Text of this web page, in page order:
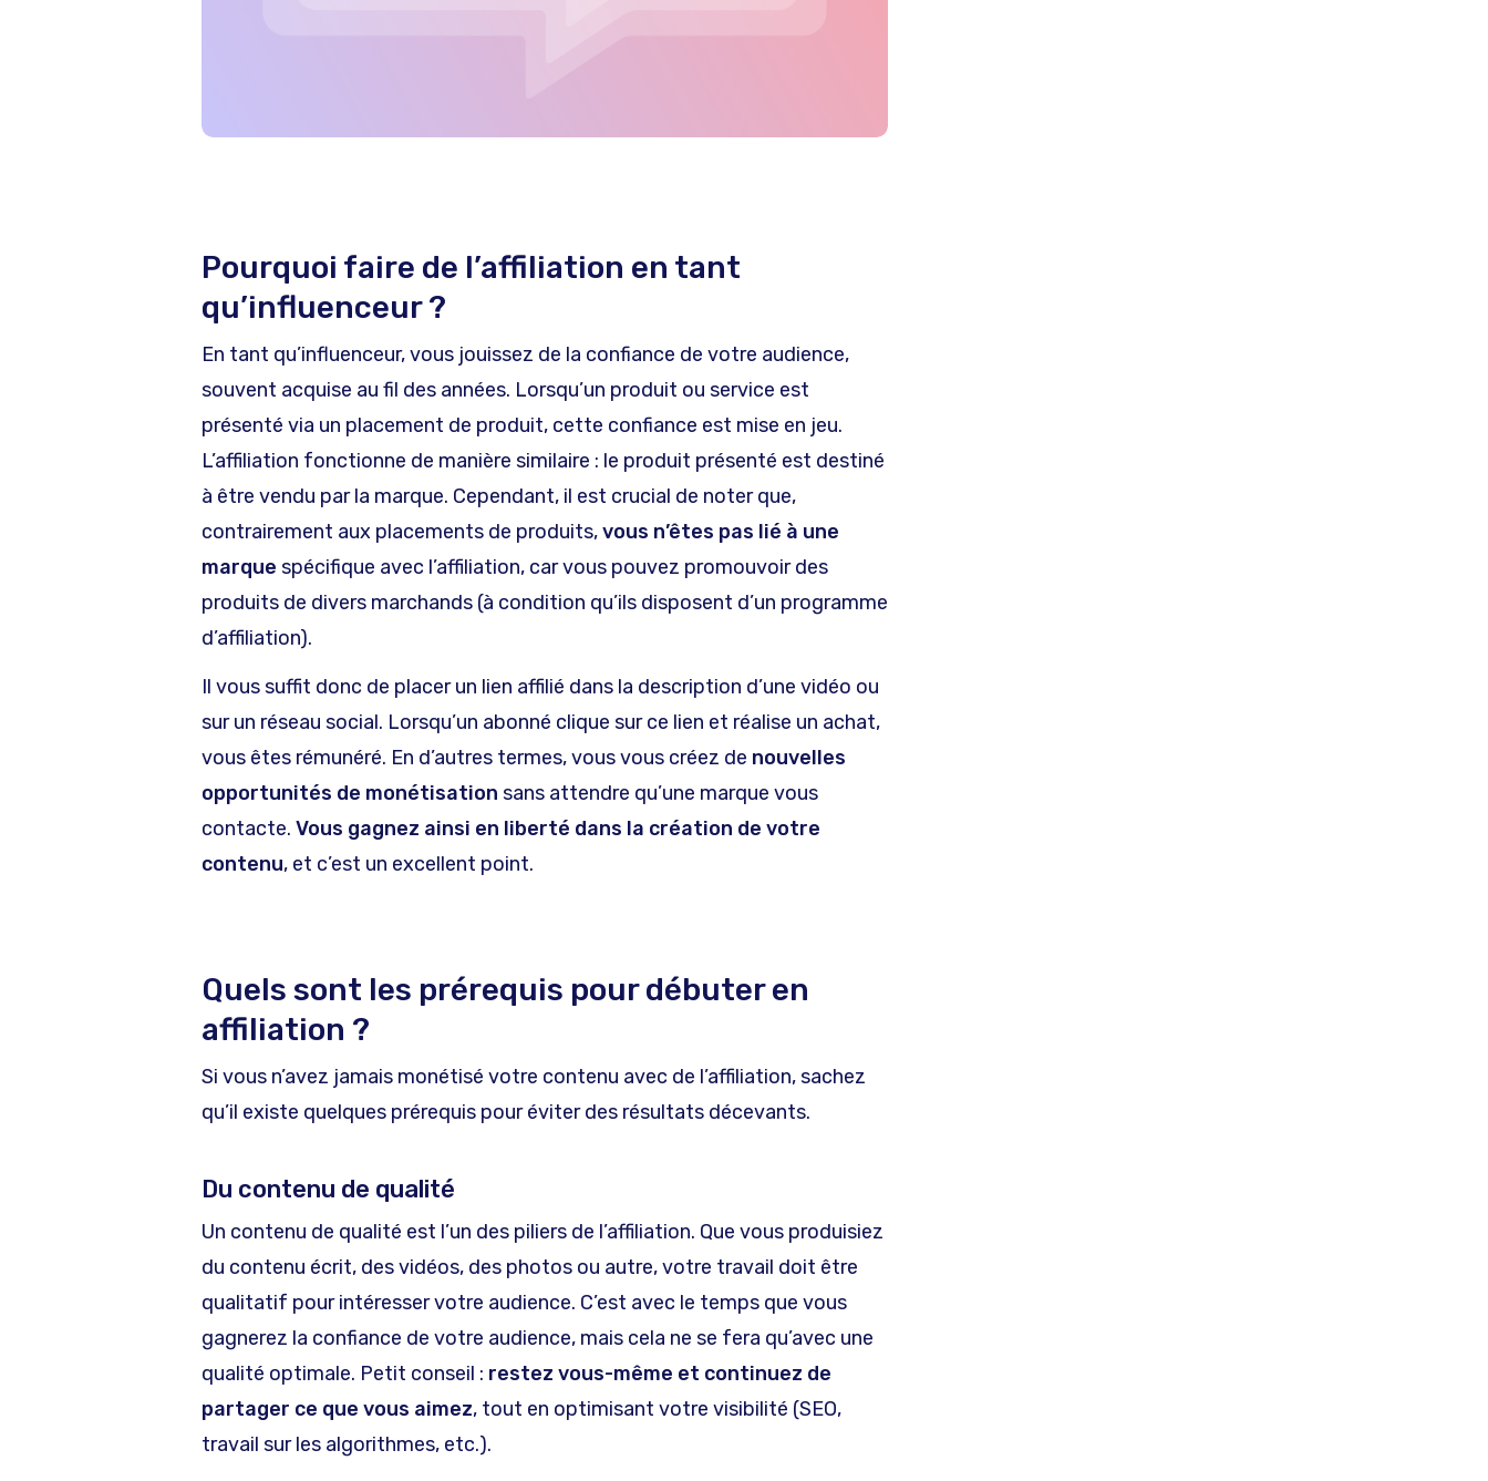
Pourquoi faire de l’affiliation en tant
qu’influenceur ?
En tant qu’influenceur, vous jouissez de la confiance de votre audience,
souvent acquise au fil des années. Lorsqu’un produit ou service est
présenté via un placement de produit, cette confiance est mise en jeu.
L’affiliation fonctionne de manière similaire : le produit présenté est destiné
à être vendu par la marque. Cependant, il est crucial de noter que,
contrairement aux placements de produits,vous n’êtes pas lié à une
marque spécifique avec l’affiliation, car vous pouvez promouvoir des
produits de divers marchands (à condition qu’ils disposent d’un programme
d’affiliation).
Il vous suffit donc de placer un lien affilié dans la description d’une vidéo ou
sur un réseau social. Lorsqu’un abonné clique sur ce lien et réalise un achat,
vous êtes rémunéré. En d’autres termes, vous vous créez de nouvelles
opportunités de monétisation sans attendre qu’une marque vous
contacte. Vous gagnez ainsi en liberté dans la création de votre
contenu, et c’est un excellent point.
Quels sont les prérequis pour débuter en
affiliation ?
Si vous n’avez jamais monétisé votre contenu avec de l’affiliation, sachez
qu’il existe quelques prérequis pour éviter des résultats décevants.
Du contenu de qualité
Un contenu de qualité est l’un des piliers de l’affiliation. Que vous produisiez
du contenu écrit, des vidéos, des photos ou autre, votre travail doit être
qualitatif pour intéresser votre audience. C’est avec le temps que vous
gagnerez la confiance de votre audience, mais cela ne se fera qu’avec une
qualité optimale. Petit conseil : restez vous-même et continuez de
partager ce que vous aimez, tout en optimisant votre visibilité (SEO,
travail sur les algorithmes, etc.).